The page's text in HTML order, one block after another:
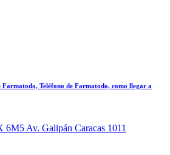
Teléfono de Farmatodo, como llegar a
6M5 Av. Galipán Caracas 1011